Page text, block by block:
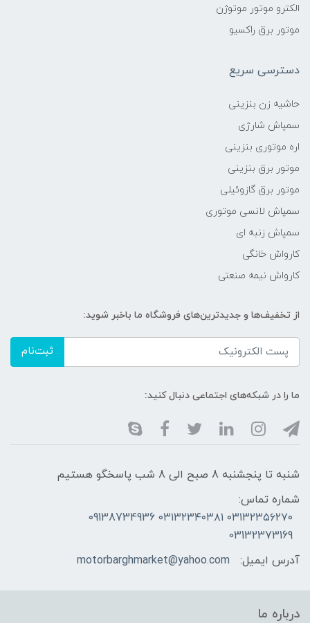
الکترو موتور موتوژن
موتور برق راکسیو
دسترسی سریع
حاشیه زن بنزینی
سمپاش شارژی
اره موتوری بنزینی
موتور برق بنزینی
موتور برق گازوئیلی
سمپاش لانسی موتوری
سمپاش زنبه ای
کارواش خانگی
کارواش نیمه صنعتی
از تخفیف‌ها و جدیدترین‌های فروشگاه ما باخبر شوید:
ثبت‌نام
ما را در شبکه‌های اجتماعی دنبال کنید:
شنبه تا پنجشنبه 8 صبح الی 8 شب پاسخگو هستیم
شماره تماس:
۰۳۱۳۲۳۵۶۲۷۰ ۰۳۱۳۲۳۴۰۳۸۱ 09138734936
03132373169
آدرس ایمیل:
motorbarghmarket@yahoo.com
درباره ما